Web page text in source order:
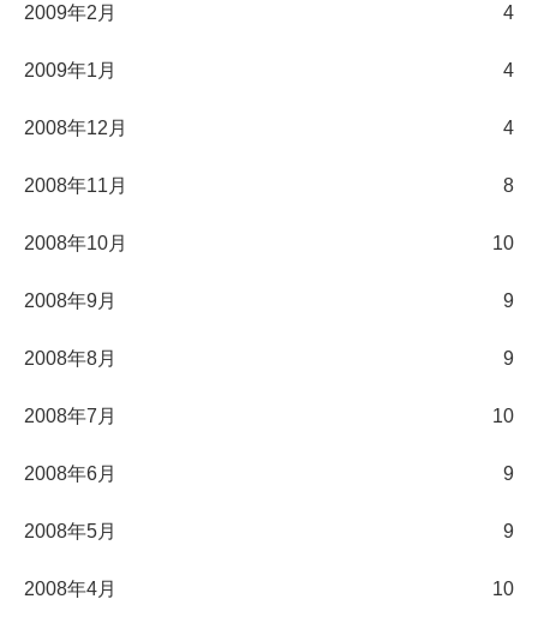
2009年2月 4
2009年1月 4
2008年12月 4
2008年11月 8
2008年10月 10
2008年9月 9
2008年8月 9
2008年7月 10
2008年6月 9
2008年5月 9
2008年4月 10